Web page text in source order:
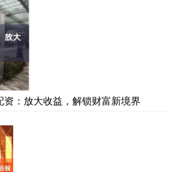
：放大收益，解锁财富新境界